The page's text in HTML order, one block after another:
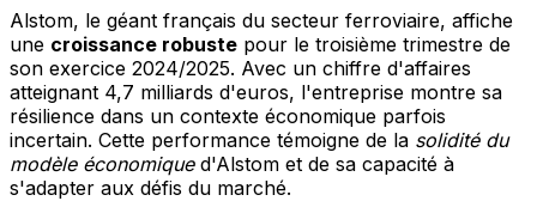
Alstom, le géant français du secteur ferroviaire, affiche
une croissance robuste pour le troisième trimestre de
son exercice 2024/2025. Avec un chiffre d'affaires
atteignant 4,7 milliards d'euros, l'entreprise montre sa
résilience dans un contexte économique parfois
incertain. Cette performance témoigne de la solidité du
modèle économiqued'Alstom et de sa capacité à
s'adapter aux défis du marché.